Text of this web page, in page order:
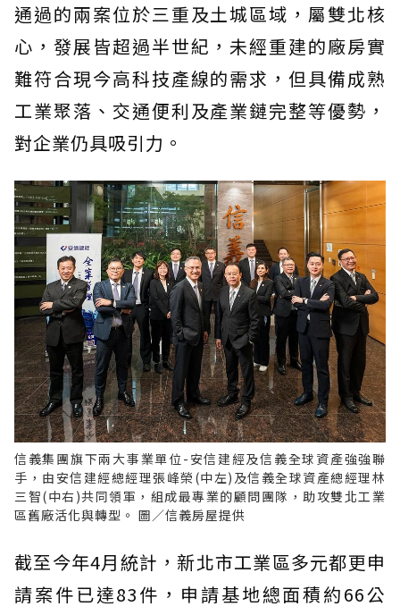
通過的兩案位於三重及土城區域，屬雙北核
心，發展皆超過半世紀，未經重建的廠房實
難符合現今高科技產線的需求，但具備成熟
工業聚落、交通便利及產業鏈完整等優勢，
對企業仍具吸引力。
信義集團旗下兩大事業單位-安信建經及信義全球資產強強聯
手，由安信建經總經理張峰榮(中左)及信義全球資產總經理林
三智(中右)共同領軍，組成最專業的顧問團隊，助攻雙北工業
區舊廠活化與轉型。 圖／信義房屋提供
截至今年4月統計，新北市工業區多元都更申
請案件已達83件，申請基地總面積約66公